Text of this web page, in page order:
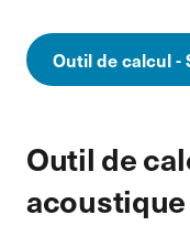
Outil de calcul -
Outil de